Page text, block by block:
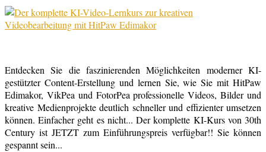
Entdecken Sie die faszinierenden Möglichkeiten moderner KI-
gestützter Content-Erstellung und lernen Sie, wie Sie mit HitPaw
Edimakor, VikPea und FotorPea professionelle Videos, Bilder und
kreative Medienprojekte deutlich schneller und effizienter umsetzen
können. Einfacher geht es nicht... Der komplette KI-Kurs von 30th
Century ist JETZT zum Einführungspreis verfügbar!! Sie können
gespannt sein...